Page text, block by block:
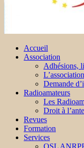
Accueil
Association
Adhésions,
L’association
Demande
Radioamateurs
Les
Droit à
Revues
Formation
Services
QSL